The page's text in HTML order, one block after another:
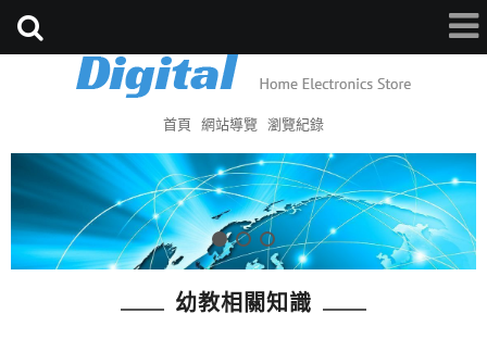
首頁 網站導覽 瀏覽紀錄
幼教相關知識